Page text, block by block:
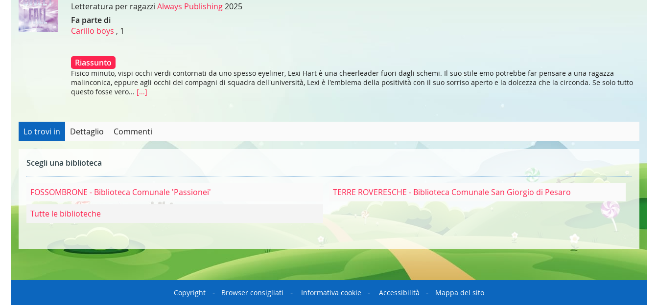
documento
Letteratura per ragazzi Always Publishing2025
Fa parte di
Carillo boys , 1
Riassunto
Fisico minuto, vispi occhi verdi contornati da uno spesso eyeliner, Lexi Hart è una cheerleader fuori dagli schemi. Il suo stile emo potrebbe far pensare a una ragazza
malinconica, eppure agli occhi dei compagni di squadra dell'università, Lexi è l'emblema della positività con il suo sorriso aperto e la dolcezza che la circonda. Se solo tutto
questo fosse vero... [...]
Lo trovi in Dettaglio Commenti
Scegli una biblioteca
FOSSOMBRONE - Biblioteca Comunale 'Passionei' TERRE ROVERESCHE - Biblioteca Comunale San Giorgio di Pesaro
Tutte le biblioteche
Copyright Browser consigliati Informativa cookie Accessibilità Mappa del sito